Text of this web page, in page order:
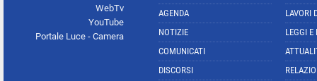
WebTv
YouTube
Portale Luce - Camera
AGENDA
NOTIZIE
COMUNICATI
DISCORSI
LAVORI
LEGGI E